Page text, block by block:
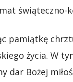
świąteczno-
pamiątkę
życia. W
dar Bożej